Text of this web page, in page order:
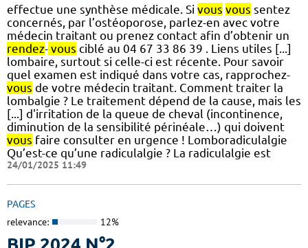
effectue une synthèse médicale. Si vous vous sentez
concernés, par l’ostéoporose, parlez-en avec votre
médecin traitant ou prenez contact afin d’obtenir un
rendez- vous ciblé au 04 67 33 86 39 . Liens utiles [...]
lombaire, surtout si celle-ci est récente. Pour savoir
quel examen est indiqué dans votre cas, rapprochez-
vous de votre médecin traitant. Comment traiter la
lombalgie ? Le traitement dépend de la cause, mais les
[...] d'irritation de la queue de cheval (incontinence,
diminution de la sensibilité périnéale…) qui doivent
vous faire consulter en urgence ! Lomboradiculalgie
Qu’est-ce qu’une radiculalgie ? La radiculalgie est
24/01/2025 11:49
PAGES
relevance: 12%